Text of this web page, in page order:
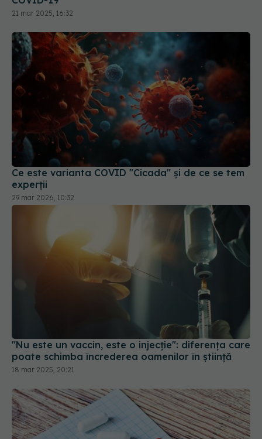
21 mar 2025, 16:32
Ce este varianta COVID "Cicada" și de ce se tem
experții
29 mar 2026, 10:32
"Nu este un vaccin, este o injecție": diferența care
poate schimba încrederea oamenilor în știință
18 mar 2025, 20:21